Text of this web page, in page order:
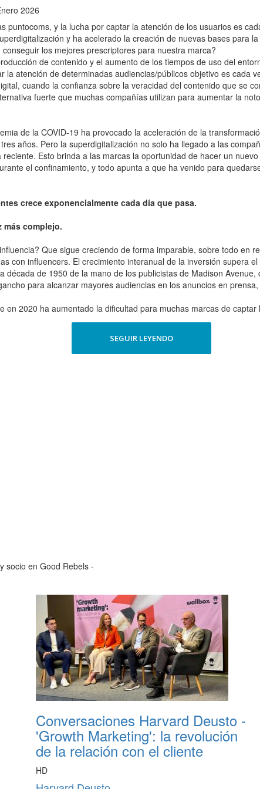
2026
puntocoms, y la lucha por captar la atención de los usuarios es
y ha acelerado la creación de nuevas bases para
los mejores prescriptores para nuestra marca?
de contenido y el aumento de los tiempos de uso del
atención de determinadas audiencias/públicos objetivo es cada
cuando la confianza sobre la veracidad del contenido que se
fuerte que muchas compañías utilizan para aumentar la
de la COVID-19 ha provocado la aceleración de la
años. Pero la superdigitalización no solo ha llegado a las
Esto brinda a las marcas la oportunidad de hacer un
el confinamiento, y todo apunta a que ha venido para
crece exponencialmente cada día que pasa.
más complejo.
Que sigue creciendo de forma imparable, sobre todo en
con influencers. El crecimiento interanual de la inversión supera
década de 1950 de la mano de los publicistas de Madison
para alcanzar mayores audiencias en los anuncios en prensa,
en 2020 ha aumentado la dificultad para muchas marcas de
SEGUIR LEYENDO
socio en Good Rebels ·
Conversaciones Harvard Deusto -
'Growth Marketing': la revolución
de la relación con el cliente
HD